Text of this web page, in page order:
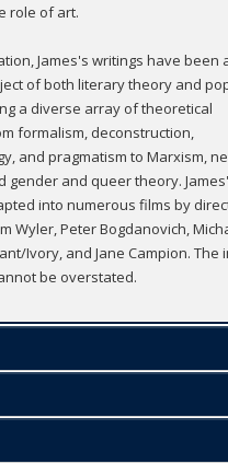
role of art.
James's writings have been
of both literary theory and
a diverse array of theoretical
formalism, deconstruction,
and pragmatism to Marxism,
gender and queer theory.
into numerous films by
Wyler, Peter Bogdanovich,
Ivory, and Jane Campion. The
be overstated.